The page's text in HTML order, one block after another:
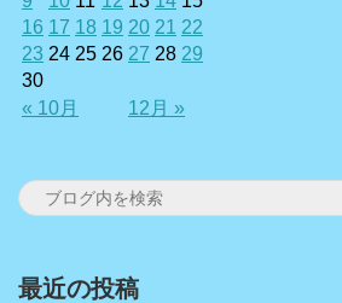
« 10月 12月 »
16 17 18 19 20 21 22
23 24 25 26 27 28 29
30
最近の投稿